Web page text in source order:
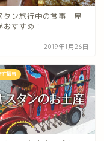
タン旅行中の食事 屋
おすすめ！
2019年1月26日
在情報